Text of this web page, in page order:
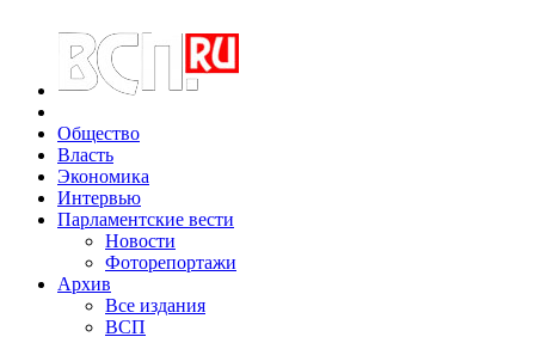
Общество
Власть
Экономика
Интервью
Парламентские вести
Новости
Фоторепортажи
Архив
Все издания
ВСП